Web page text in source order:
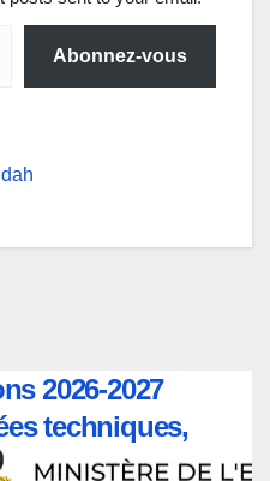
m
Abonnez-vous
2026-2027
techniques,